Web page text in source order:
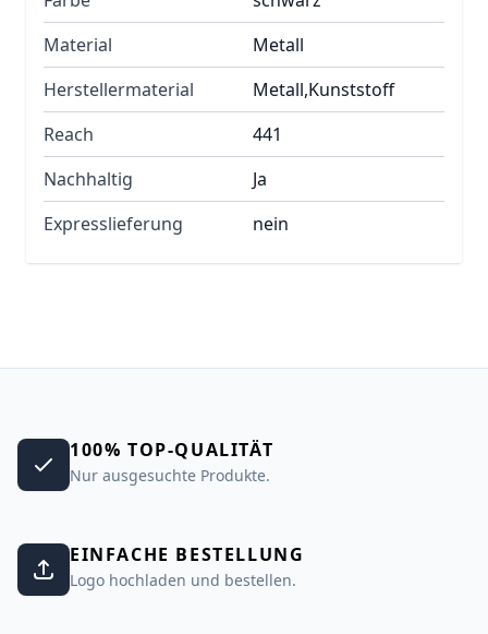
Material
Metall
Herstellermaterial
Metall,Kunststoff
Reach
441
Nachhaltig
Ja
Expresslieferung
nein
100% TOP-QUALITÄT
Nur ausgesuchte Produkte.
EINFACHE BESTELLUNG
Logo hochladen und bestellen.